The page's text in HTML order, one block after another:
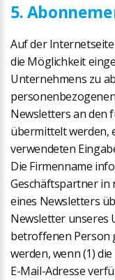
5.
Auf der
die Möglichkeit
Unternehmens zu
Newsletters an den
übermittelt werden,
verwendeten
Die Firmenname
Geschäftspartner in
eines Newsletters
Newsletter unseres
betroffenen Person
werden, wenn (1)
E-Mail-Adresse